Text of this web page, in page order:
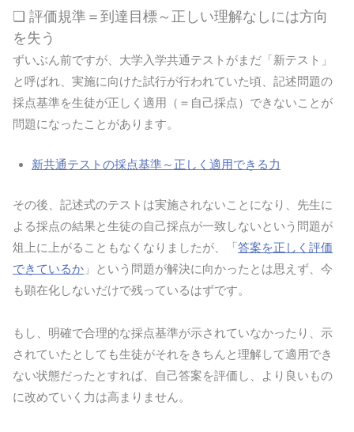
❏ 評価規準＝到達目標～正しい理解なしには方向
を失う
ずいぶん前ですが、大学入学共通テストがまだ「新テスト」
と呼ばれ、実施に向けた試行が行われていた頃、記述問題の
採点基準を生徒が正しく適用（＝自己採点）できないことが
問題になったことがあります。
新共通テストの採点基準～正しく適用できる力
その後、記述式のテストは実施されないことになり、先生に
よる採点の結果と生徒の自己採点が一致しないという問題が
俎上に上がることもなくなりましたが、「答案を正しく評価
できているか 」という問題が解決に向かったとは思えず、今
も顕在化しないだけで残っているはずです。
もし、明確で合理的な採点基準が示されていなかったり、示
されていたとしても生徒がそれをきちんと理解して適用でき
ない状態だったとすれば、自己答案を評価し、より良いもの
に改めていく力は高まりません。